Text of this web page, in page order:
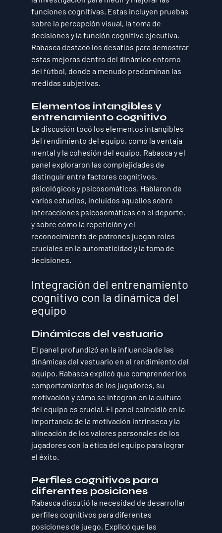
funciones cognitivas. Estas incluyen pruebas
sobre la percepción visual, la toma de
decisiones y la función cognitiva ejecutiva.
Rabasca destacó los desafíos para demostrar
estas mejoras dentro del dinámico entorno
del fútbol, donde a menudo predominan las
medidas subjetivas.
Elementos intangibles y
entrenamiento cognitivo
La discusión tocó los elementos intangibles
del rendimiento del equipo, como la ventaja
mental y la cohesión del equipo. Rabasca y el
panel exploraron las complejidades de
distinguir entre factores cognitivos,
psicológicos y psicosomáticos. Hablaron de
varios estudios, incluidos aquellos sobre
interacciones psicosomáticas en el deporte,
y sobre cómo la repetición y el
reconocimiento de patrones juegan roles
cruciales en la automaticidad y la toma de
decisiones.
Integración del entrenamiento
cognitivo con la dinámica del
equipo
Dinámicas del vestuario
El panel profundizó en la influencia de las
dinámicas del vestuario en el rendimiento del
equipo. Rabasca explicó que comprender los
comportamientos de los jugadores, su
motivación y cómo se integran en la cultura
del equipo es crucial. El panel coincidió en la
importancia de la motivación intrínseca y la
alineación de los valores personales de los
jugadores con la ética del equipo para lograr
el éxito.
Perfiles cognitivos para
diferentes posiciones
Rabasca discutió la necesidad de desarrollar
perfiles cognitivos para diferentes
posiciones de juego. Explicó que las